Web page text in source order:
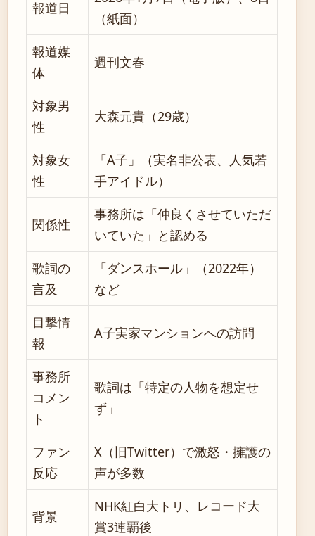
報道日
（紙面）
報道媒
体
週刊文春
対象男
性
大森元貴（29歳）
対象女
性
「A子」（実名非公表、人気若
手アイドル）
関係性
事務所は「仲良くさせていただ
いていた」と認める
歌詞の
言及
「ダンスホール」（2022年）
など
目撃情
報
A子実家マンションへの訪問
事務所
コメン
ト
歌詞は「特定の人物を想定せ
ず」
ファン
反応
X（旧Twitter）で激怒・擁護の
声が多数
背景
NHK紅白大トリ、レコード大
賞3連覇後